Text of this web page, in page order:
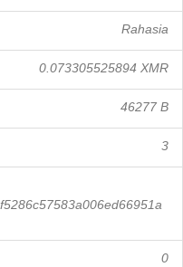
Rahasia
0.073305525894 XMR
46277 B
3
0